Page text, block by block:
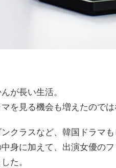
が長い生活。
を見る機会も増えたので
クラスなど、韓国ドラマ
身に加えて、出演女優の
た。